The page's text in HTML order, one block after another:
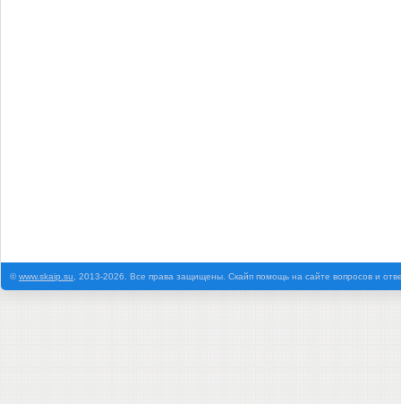
©www.skaip.su , 2013-2026. Все права защищены. Скайп помощь на сайте вопросов и